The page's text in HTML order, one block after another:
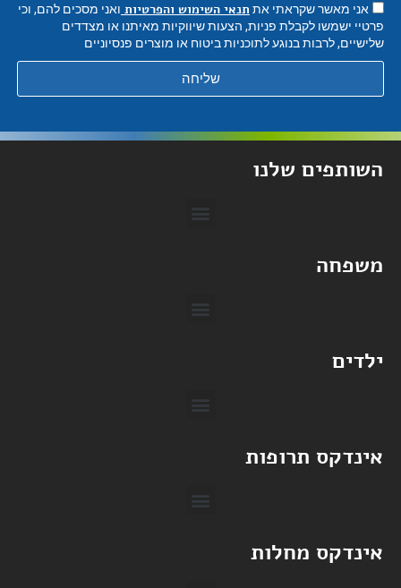
אני מאשר שקראתי את תנאי השימוש והפרטיות ואני מסכים להם, וכי
פרטיי ישמשו לקבלת פניות, הצעות שיווקיות מאיתנו או מצדדים
שלישיים, לרבות בנוגע לתוכניות ביטוח או מוצרים פנסיוניים
שליחה
השותפים שלנו
משפחה
ילדים
אינדקס תרופות
אינדקס מחלות